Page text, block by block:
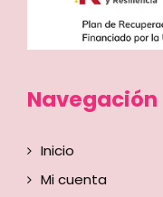
Navegación
Inicio
Mi cuenta